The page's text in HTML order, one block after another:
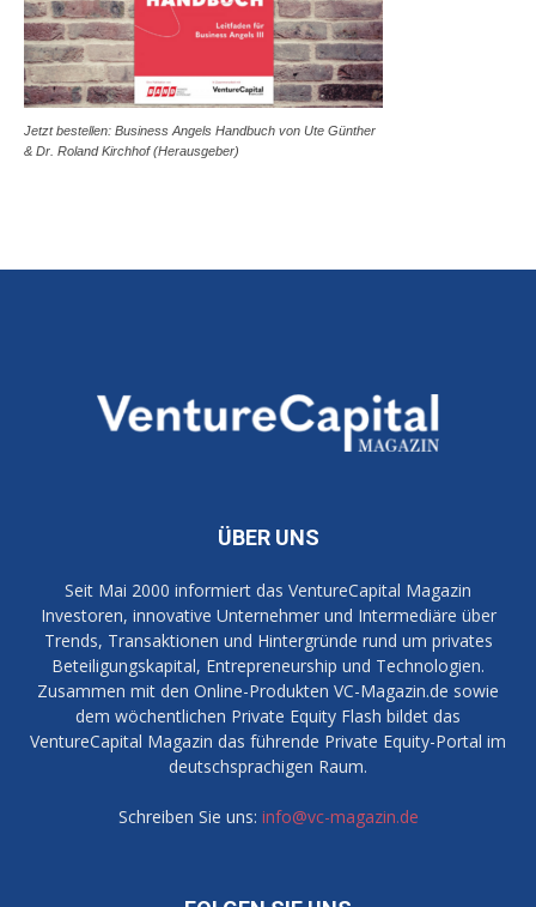
Jetzt bestellen: Business Angels Handbuch von Ute Günther
& Dr. Roland Kirchhof (Herausgeber)
ÜBER UNS
Seit Mai 2000 informiert das VentureCapital Magazin
Investoren, innovative Unternehmer und Intermediäre über
Trends, Transaktionen und Hintergründe rund um privates
Beteiligungskapital, Entrepreneurship und Technologien.
Zusammen mit den Online-Produkten VC-Magazin.de sowie
dem wöchentlichen Private Equity Flash bildet das
VentureCapital Magazin das führende Private Equity-Portal im
deutschsprachigen Raum.
Schreiben Sie uns: info@vc-magazin.de